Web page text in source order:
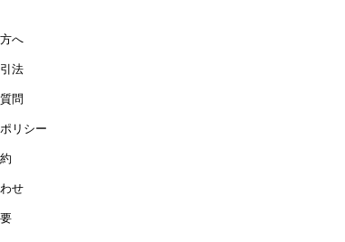
へ
法
問
リシー
せ